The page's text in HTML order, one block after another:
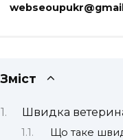
Зміст
Швидка
Що таке